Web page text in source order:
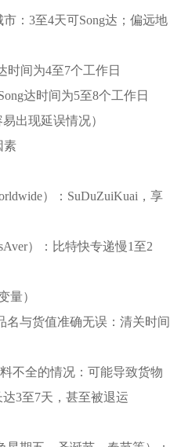
：3至4天可Song达；偏远地
时间为4至7个工作日
达时间为5至8个工作日
出现延误情况）
素
）：SuDuZuiKuai，享
）：比特快专递慢1至2
量）
与货值准确无误：清关时间
不全的情况：可能导致货物
3至7天，甚至被退运